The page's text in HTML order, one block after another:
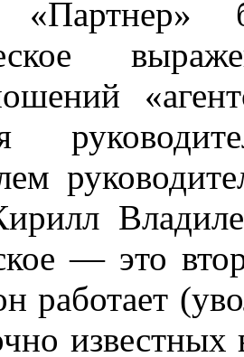
— это
работает